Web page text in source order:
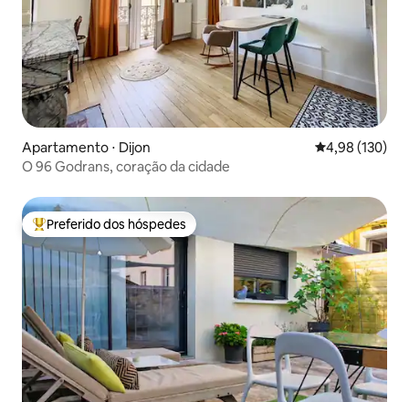
Apartamento ⋅ Dijon 4,98 de uma
4,98 (130)
O 96 Godrans, coração da cidade
Entre os melhores preferidos dos hóspedes
Preferido dos hóspedes